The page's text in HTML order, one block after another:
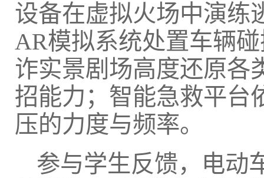
设备在虚拟火场中演练
AR模拟系统处置车辆
诈实景剧场高度还原各
招能力；智能急救平台
压的力度与频率。
参与学生反馈，电动